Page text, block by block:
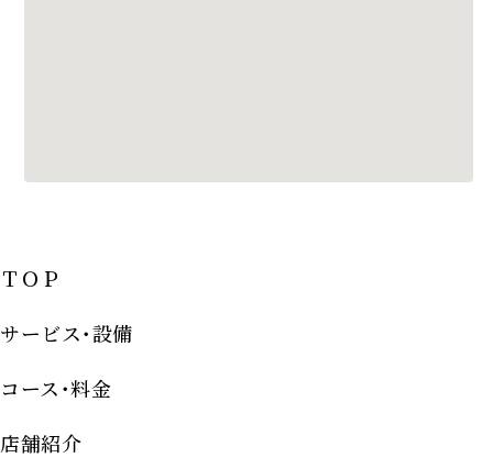
ＴＯＰ
サービス･設備
コース･料金
店舗紹介